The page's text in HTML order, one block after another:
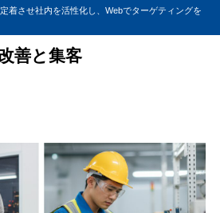
着させ社内を活性化し、Webでターゲティングを
善と集客